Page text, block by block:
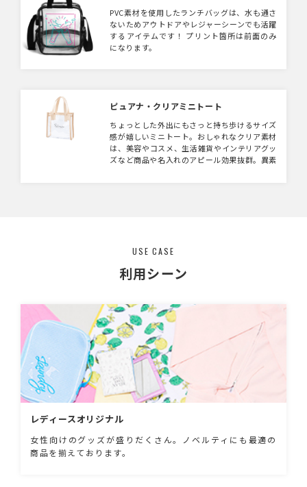
PVC素材を使用したランチバッグは、水も通さ
ないためアウトドアやレジャーシーンでも活躍
するアイテムです！ プリント箇所は前面のみ
になります。
ピュアナ・クリアミニトート
ちょっとした外出にもさっと持ち歩けるサイズ
感が嬉しいミニトート。おしゃれなクリア素材
は、美容やコスメ、生活雑貨やインテリアグッ
ズなど商品や名入れのアピール効果抜群。異素
USE CASE
利用シーン
レディースオリジナル
女性向けのグッズが盛りだくさん。ノベルティにも最適の
商品を揃えております。